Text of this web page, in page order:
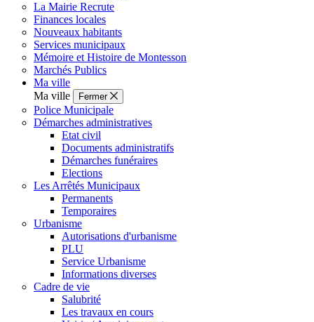
La Mairie Recrute
Finances locales
Nouveaux habitants
Services municipaux
Mémoire et Histoire de Montesson
Marchés Publics
Ma ville
Ma ville
Fermer
Police Municipale
Démarches administratives
Etat civil
Documents administratifs
Démarches funéraires
Elections
Les Arrêtés Municipaux
Permanents
Temporaires
Urbanisme
Autorisations d'urbanisme
PLU
Service Urbanisme
Informations diverses
Cadre de vie
Salubrité
Les travaux en cours